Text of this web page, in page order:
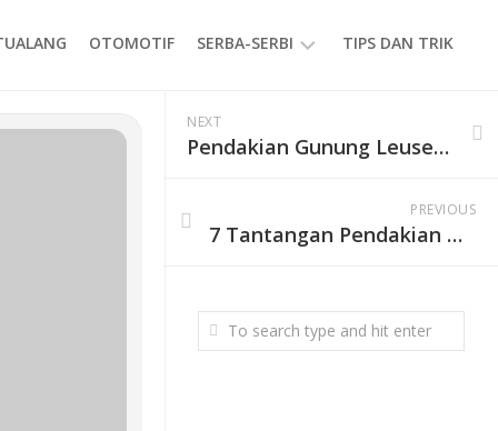
OTOMOTIF SERBA-SERBI
EVENT
GAYA
TIPS DAN TRIK
NEXT
Pendakian Gunung Leuser via Kedah: Jalur Terpanjang di Indonesia dengan Trekking Selama 13 Hari
PREVIOUS
7 Tantangan Pendakian Gunung Leuser yang Wajib Diketahui Pendaki, Ekstrem dan Penuh Risiko